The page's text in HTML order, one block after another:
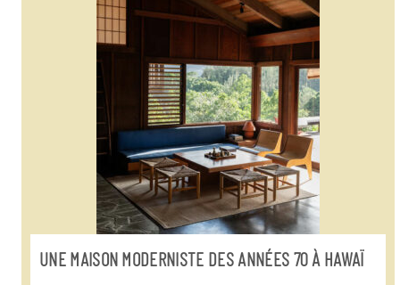
UNE MAISON MODERNISTE DES ANNÉES 70 À HAWAÏ